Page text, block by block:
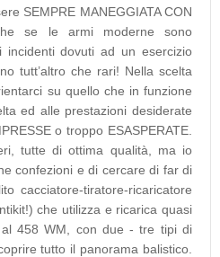
SEMPRE MANEGGIATA CON
se le armi moderne sono
incidenti dovuti ad un esercizio
tutt’altro che rari! Nella scelta
su quello che in funzione
ed alle prestazioni desiderate
o troppo ESASPERATE.
tutte di ottima qualità, ma io
confezioni e di cercare di far di
cacciatore-tiratore-ricaricatore
che utilizza e ricarica quasi
458 WM, con due - tre tipi di
tutto il panorama balistico.